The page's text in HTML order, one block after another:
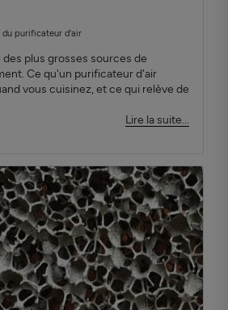
du purificateur d'air
plus grosses sources de
Ce qu'un purificateur d'air
vous cuisinez, et ce qui relève de
Lire la suite...